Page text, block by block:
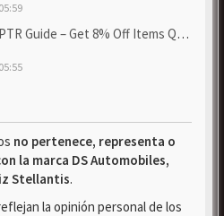
– Get 8% Off Items Quickly to Test ...
no pertenece, representa o
la marca DS Automobiles,
Stellantis.
la opinión personal de los